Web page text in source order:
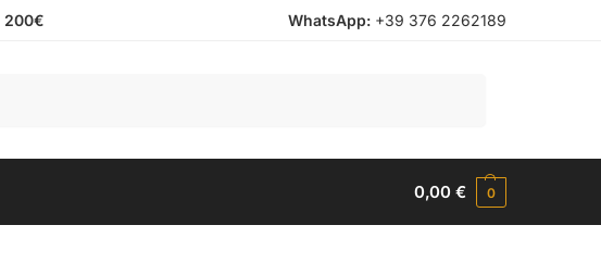
200€ WhatsApp: +39 376 2262189
0,00€ 0